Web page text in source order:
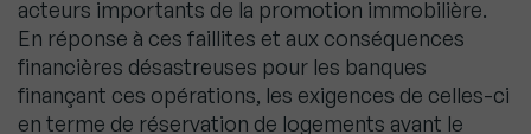
acteurs importants de la promotion immobilière.
En réponse à ces faillites et aux conséquences
financières désastreuses pour les banques
finançant ces opérations, les exigences de celles-ci
en terme de réservation de logements avant le